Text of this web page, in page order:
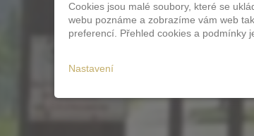
Cookies jsou malé soubory, které se
webu poznáme a zobrazíme vám web
preferencí. Přehled cookies a podmínky
Nastavení